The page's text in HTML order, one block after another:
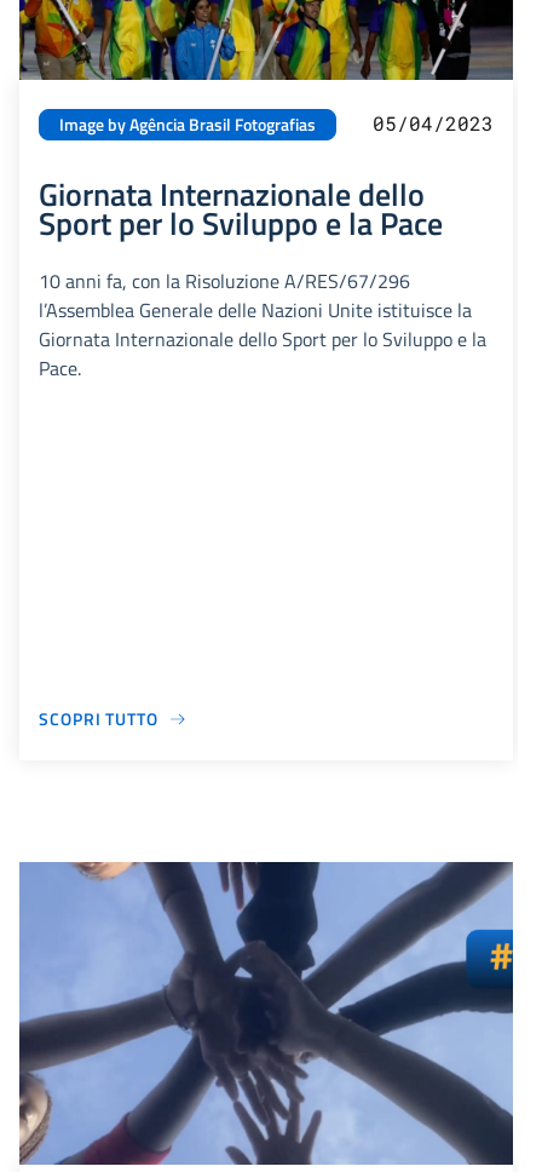
Image by Agência Brasil Fotografias 05/04/2023
Giornata Internazionale dello
Sport per lo Sviluppo e la Pace
10 anni fa, con la Risoluzione A/RES/67/296
l’Assemblea Generale delle Nazioni Unite istituisce la
Giornata Internazionale dello Sport per lo Sviluppo e la
Pace.
SCOPRI TUTTO